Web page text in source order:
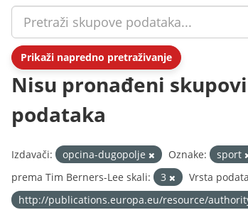
Prikaži napredno pretraživanje
Nisu pronađeni skupovi
podataka
Izdavači: opcina-dugopolje Oznake: sport
prema Tim Berners-Lee skali:
3
Vrsta
http://publications.europa.eu/resource/